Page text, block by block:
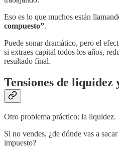
Eso es lo que muchos están
compuesto”.
Puede sonar dramático, pero el
si extraes capital todos los años,
resultado final.
Tensiones de liquidez
Otro problema práctico: la liquidez.
Si no vendes, ¿de dónde vas a
impuesto?